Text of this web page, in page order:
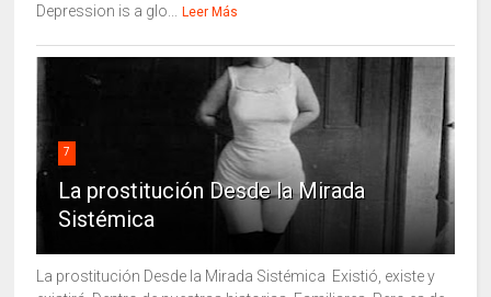
Depression is a glo...
Leer Más
7
La prostitución Desde la Mirada
Sistémica
La prostitución Desde la Mirada Sistémica Existió, existe y